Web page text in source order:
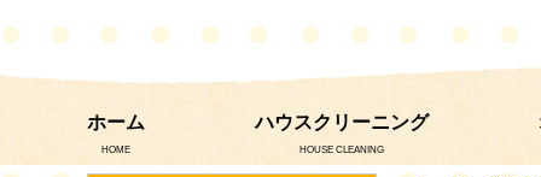
ホーム
HOME
ハウスクリーニング
HOUSE CLEANING